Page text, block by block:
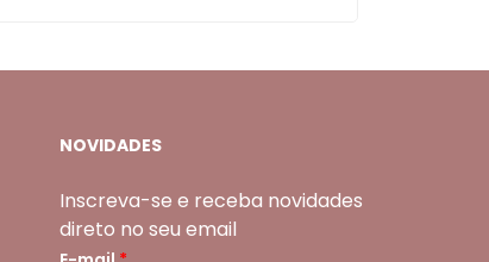
NOVIDADES
Inscreva-se e receba novidades
direto no seu email